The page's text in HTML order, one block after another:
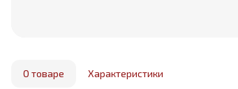
О товаре Характеристики